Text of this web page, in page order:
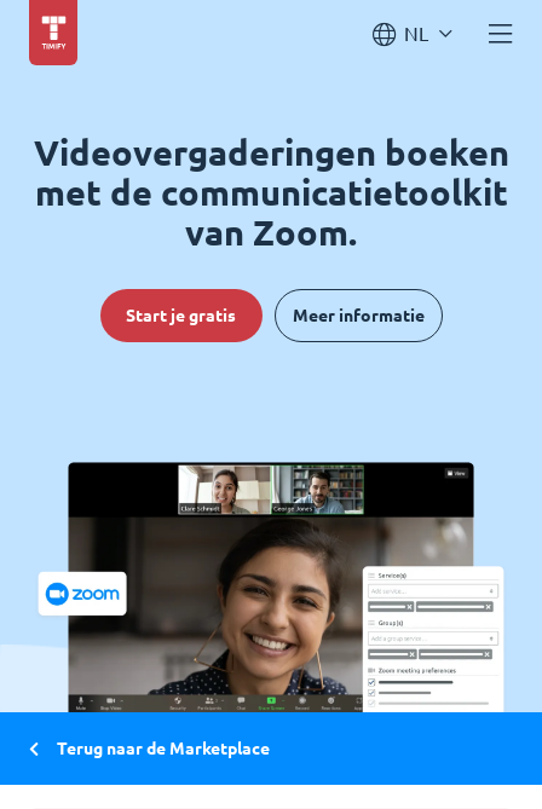
NL
Videovergaderingen boeken
met de communicatietoolkit
van Zoom.
Start je gratis Meer informatie
Terug naar de Marketplace